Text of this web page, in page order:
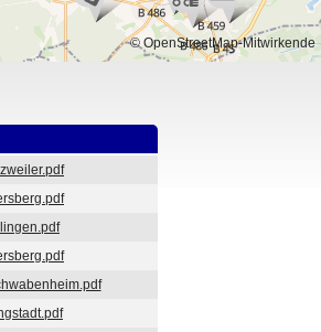
©OpenStreetMap-Mitwirkende